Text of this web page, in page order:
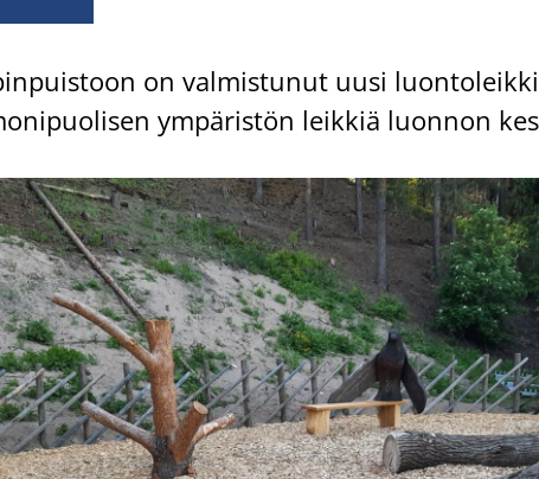
on val­mis­tu­nut uusi
ym­pä­ris­tön leik­kiä luon­non